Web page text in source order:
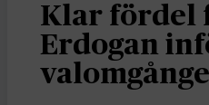
Klar fördel
Erdogan